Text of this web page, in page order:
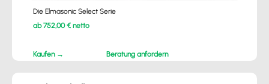
Die Elmasonic Select Serie
ab 752,00 € netto
Kaufen → Beratung anfordern